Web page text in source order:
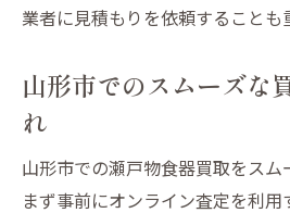
効率的に買取を進めるた
地元での買取成功のカギ
業者に見積もりを依頼することも
山形市でのスムーズな
れ
山形市での瀬戸物食器買取をスム
まず事前にオンライン査定を利